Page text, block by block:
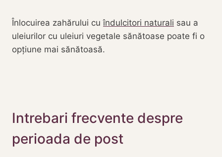
Înlocuirea zahărului cuîndulcitori naturali sau a
uleiurilor cu uleiuri vegetale sănătoase poate fi o
opțiune mai sănătoasă.
Intrebari frecvente despre
perioada de post